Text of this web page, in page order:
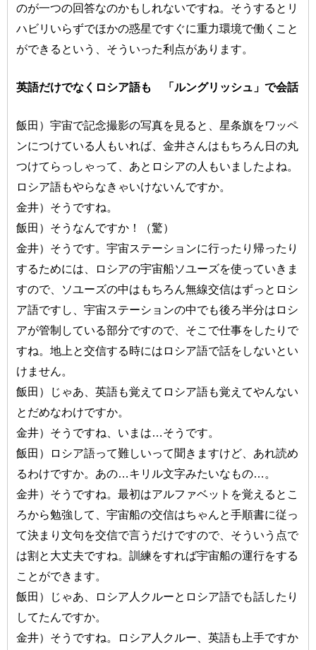
のが一つの回答なのかもしれないですね。そうするとリ
ハビリいらずでほかの惑星ですぐに重力環境で働くこと
ができるという、そういった利点があります。
英語だけでなくロシア語も 「ルングリッシュ」で会話
飯田）宇宙で記念撮影の写真を見ると、星条旗をワッペ
ンにつけている人もいれば、金井さんはもちろん日の丸
つけてらっしゃって、あとロシアの人もいましたよね。
ロシア語もやらなきゃいけないんですか。
金井）そうですね。
飯田）そうなんですか！（驚）
金井）そうです。宇宙ステーションに行ったり帰ったり
するためには、ロシアの宇宙船ソユーズを使っていきま
すので、ソユーズの中はもちろん無線交信はずっとロシ
ア語ですし、宇宙ステーションの中でも後ろ半分はロシ
アが管制している部分ですので、そこで仕事をしたりで
すね。地上と交信する時にはロシア語で話をしないとい
けません。
飯田）じゃあ、英語も覚えてロシア語も覚えてやんない
とだめなわけですか。
金井）そうですね、いまは…そうです。
飯田）ロシア語って難しいって聞きますけど、あれ読め
るわけですか。あの…キリル文字みたいなもの…。
金井）そうですね。最初はアルファベットを覚えるとこ
ろから勉強して、宇宙船の交信はちゃんと手順書に従っ
て決まり文句を交信で言うだけですので、そういう点で
は割と大丈夫ですね。訓練をすれば宇宙船の運行をする
ことができます。
飯田）じゃあ、ロシア人クルーとロシア語でも話したり
してたんですか。
金井）そうですね。ロシア人クルー、英語も上手ですか